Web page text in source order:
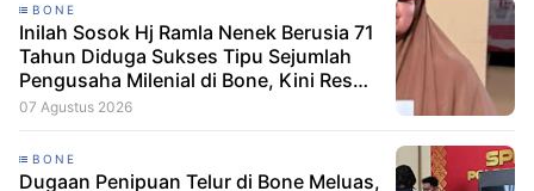
BONE
Inilah Sosok Hj Ramla Nenek Berusia 71
Tahun Diduga Sukses Tipu Sejumlah
Pengusaha Milenial di Bone, Kini Resmi
Dilaporkan Dengan Kerugian Korban
07 Agustus 2026
BONE
Dugaan Penipuan Telur di Bone Meluas,